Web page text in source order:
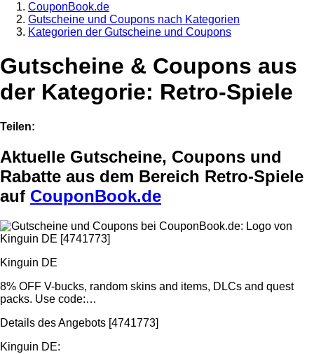
CouponBook.de
Gutscheine und Coupons nach Kategorien
Kategorien der Gutscheine und Coupons
Gutscheine & Coupons aus
der Kategorie: Retro-Spiele
Teilen:
Aktuelle Gutscheine, Coupons und
Rabatte aus dem Bereich Retro-Spiele
auf CouponBook.de
Kinguin DE
8% OFF V-bucks, random skins and items, DLCs and quest
packs. Use code:…
Details des Angebots [4741773]
Kinguin DE: